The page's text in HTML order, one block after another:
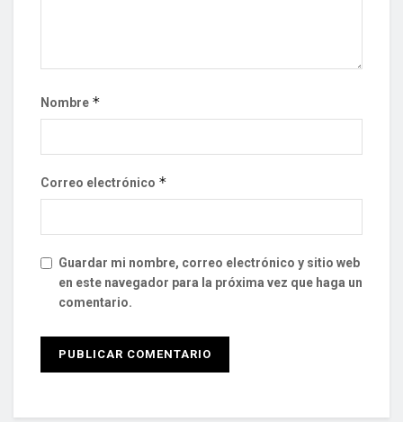
Nombre *
Correo electrónico *
Guardar mi nombre, correo electrónico y sitio web
en este navegador para la próxima vez que haga un
comentario.